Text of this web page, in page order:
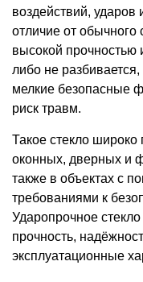
воздействий,
отличие от обычного
высокой прочностью
либо не
мелкие безопасные
риск травм.
Такое стекло широко
оконных, дверных и
также в объектах с
требованиями к
Ударопрочное стекло
прочность,
эксплуатационные